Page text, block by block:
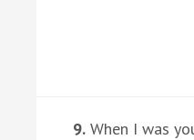
9. When I was